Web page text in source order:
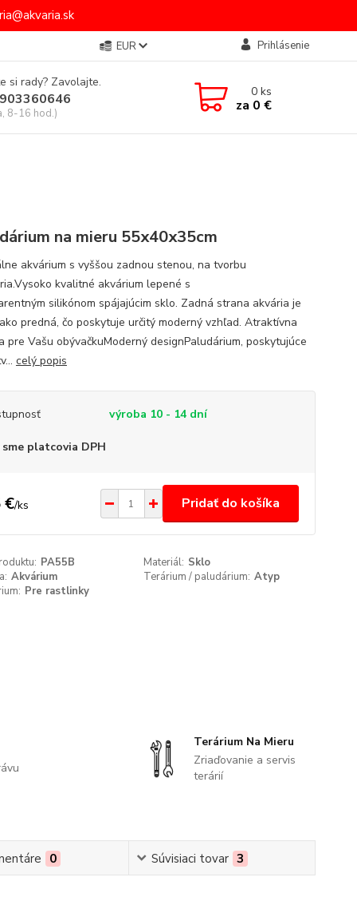
EUR Prihlásenie
si rady? Zavolajte.
8-16 hod.)
0ks
za 0 €
na mieru 55x40x35cm
akvárium s vyššou zadnou stenou, na tvorbu
kvalitné akvárium lepené s
silikónom spájajúcim sklo. Zadná strana akvária je
predná, čo poskytuje určitý moderný vzhľad. Atraktívna
pre Vašu obývačkuModerný designPaludárium, poskytujúce
celý popis
výroba 10 - 14 dní
sme platcovia DPH
€/ks Pridať do košíka
PA55B Materiál: Sklo
Akvárium Terárium / paludárium: Atyp
Pre rastlinky
Terárium Na Mieru
Zriaďovanie a servis
terárií
0 Súvisiaci tovar 3